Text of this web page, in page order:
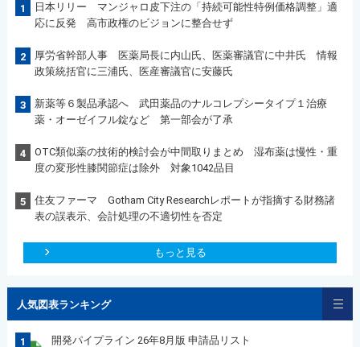
1
日本リリー マンジャロ皮下注の「持続可能性特例価格調整」適
応に反発 高市政権のビジョンに整合せず
2
厚労省幹部人事 医薬局長に内山氏、医薬審議官に中井氏 情報
政策統括官に三浦氏、医産審議官に安藤氏
3
新薬等６製品承認へ 武田薬品のナルコレプシータイプ１治療
薬・オーゼイフル錠など 第一部会が了承
4
OTC類似薬の技術的検討会が中間取りまとめ 湿布薬は慢性・重
度の変形性膝関節症は除外 対象1042品目
5
住友ファーマ Gotham City Researchレポートが指摘する財務諸
表の誤表示、会計処理の不適切性を否定
もっと見る
人気図表ランキング
1 開発パイプライン 26年8月版 申請品リスト